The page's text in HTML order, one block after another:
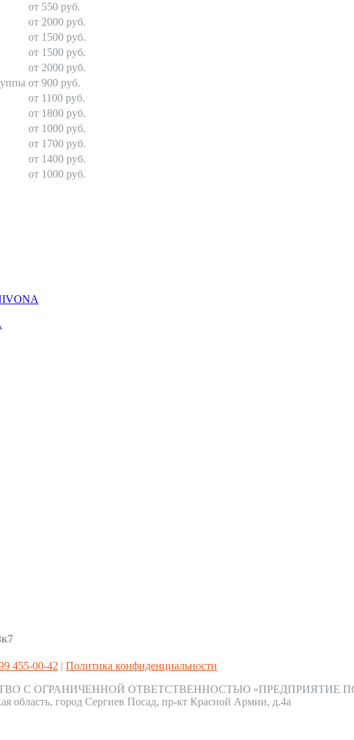
от 550 руб.
от 2000 руб.
от 1500 руб.
от 1500 руб.
от 2000 руб.
от 900 руб.
от 1100 руб.
от 1800 руб.
от 1000 руб.
от 1700 руб.
от 1400 руб.
от 1000 руб.
455-00-42 | Политика конфиденциальности
С ОГРАНИЧЕННОЙ ОТВЕТСТВЕННОСТЬЮ «ПРЕДПРИЯТИЕ
область, город Сергиев Посад, пр-кт Красной Армии, д.4а